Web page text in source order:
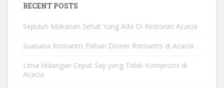
RECENT POSTS
Sepuluh Makanan Sehat Yang Ada Di Restoran Acacia
Suasana Romantis Pilihan Dinner Romantis di Acacia
Lima Hidangan Cepat Saji yang Tidak Kompromi di
Acacia